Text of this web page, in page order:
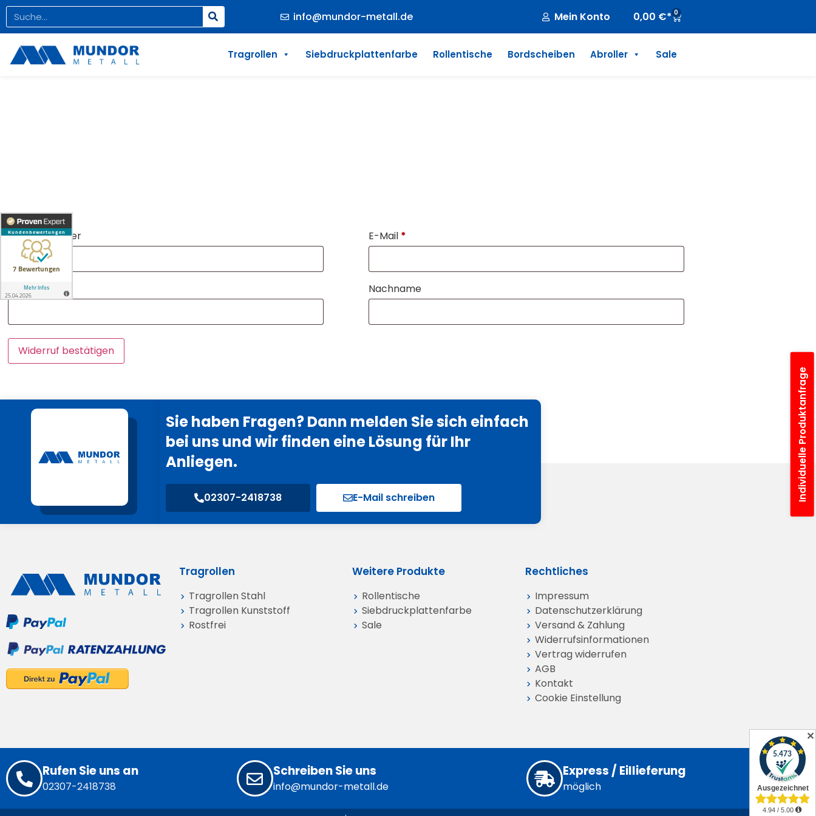
info@mundor-metall.de Mein Konto 0,00 € 0
Individuelle Produktanfrage
Tragrollen Siebdruckplattenfarbe Rollentische Bordscheiben Abroller Sale
Bestellnummer E-Mail *
Vorname Nachname
Widerruf bestätigen
Sie haben Fragen? Dann melden Sie sich einfach
bei uns und wir finden eine Lösung für Ihr
Anliegen.
02307-2418738 E-Mail schreiben
Tragrollen
Tragrollen Stahl
Tragrollen Kunststoff
Rostfrei
Weitere Produkte
Rollentische
Siebdruckplattenfarbe
Sale
Rechtliches
Impressum
Datenschutz­erklärung
Versand & Zahlung
Widerrufs­informationen
Vertrag widerrufen
AGB
Kontakt
Cookie Einstellung
Rufen Sie uns an
02307-2418738
Schreiben Sie uns
info@mundor-metall.de
Express / Eillieferung
möglich
✕